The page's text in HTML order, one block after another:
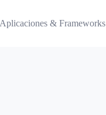
& Frameworks